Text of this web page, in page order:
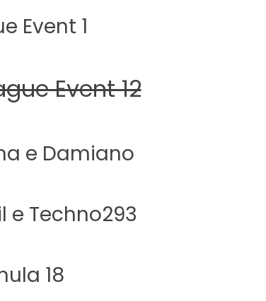
Event 1
Event 12
e Damiano
e Techno293
18